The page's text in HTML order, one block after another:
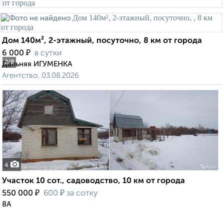
2/8
Дом 140м², 2-этажный, посуточно, 8 км от города
6 000 ₽ в сутки
Дальняя ИГУМЕНКА
Агентство, 03.08.2026
4
Участок 10 сот., садоводство, 10 км от города
550 000 ₽ 600 ₽ за сотку
8А